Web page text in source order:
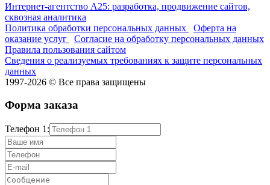
Интернет-агентство А25: разработка, продвижение сайтов,
сквозная аналитика
Политика обработки персональных данных
Оферта на
оказание услуг
Согласие на обработку персональных данных
Правила пользования сайтом
Сведения о реализуемых требованиях к защите персональных
данных
1997-2026 © Все права защищены
Форма заказа
Телефон 1: